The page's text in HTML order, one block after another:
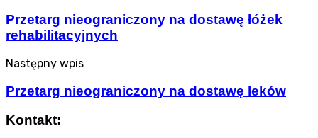
Przetarg nieograniczony na dostawę łóżek
rehabilitacyjnych
Następny wpis
Przetarg nieograniczony na dostawę leków
Kontakt: